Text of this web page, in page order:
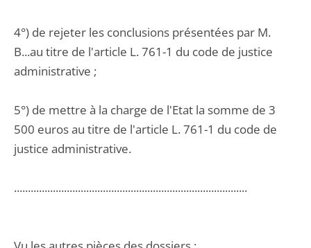
4°) de rejeter les conclusions présentées par M.
B...au titre de l'article L. 761-1 du code de justice
administrative ;
5°) de mettre à la charge de l'Etat la somme de 3
500 euros au titre de l'article L. 761-1 du code de
justice administrative.
....................................................................................